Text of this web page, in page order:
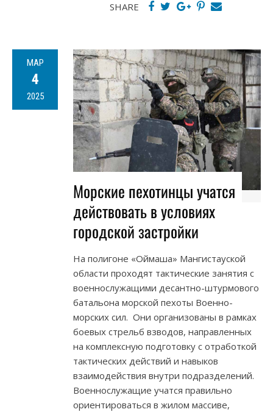
SHARE
МАР
4
2025
Морские пехотинцы учатся
действовать в условиях
городской застройки
На полигоне «Оймаша» Мангистауской
области проходят тактические занятия с
военнослужащими десантно-штурмового
батальона морской пехоты Военно-
морских сил. Они организованы в рамках
боевых стрельб взводов, направленных
на комплексную подготовку с отработкой
тактических действий и навыков
взаимодействия внутри подразделений.
Военнослужащие учатся правильно
ориентироваться в жилом массиве,